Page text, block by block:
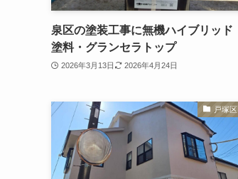
泉区の塗装工事に無機ハイブリッド
塗料・グランセラトップ
2026年3月13日 2026年4月24日
戸塚区